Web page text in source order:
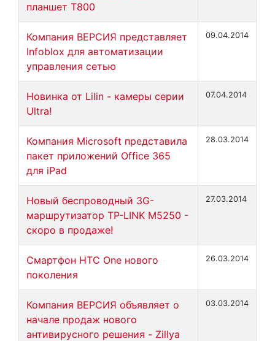
планшет T800
Компания ВЕРСИЯ представляет
Infoblox для автоматизации
управления сетью
09.04.2014
Новинка от Lilin - камеры серии
Ultra!
07.04.2014
Компания Microsoft представила
пакет приложений Office 365
для iPad
28.03.2014
Новый беспроводный 3G-
маршрутизатор TP-LINK M5250 -
скоро в продаже!
27.03.2014
Смартфон HTC One нового
поколения
26.03.2014
Компания ВЕРСИЯ объявляет о
начале продаж нового
антивирусного решения - Zillya
03.03.2014